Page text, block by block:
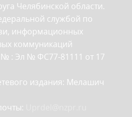
Челябинской области.
службой по
информационных
коммуникаций
: Эл № ФС77-81111 от 17
издания: Мелашич